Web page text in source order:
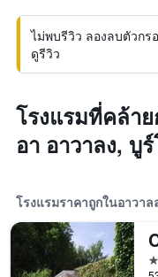
ไม่พบรีวิว ลองลบตัวกร
ดูรีวิว
โรงแรมที่คล้า
อา อาวาลง, บู
โรงแรมราคาถูกในอาวาล
2